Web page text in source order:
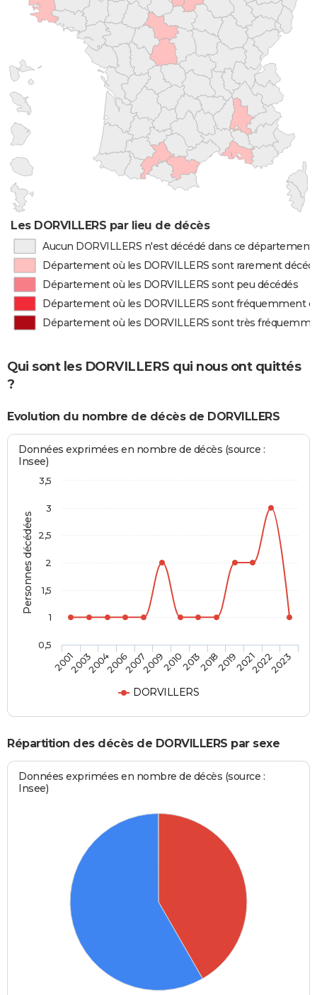
Les DORVILLERS par lieu de décès
Aucun DORVILLERS n'est décédé dans ce département
Département où les DORVILLERS sont rarement
Département où les DORVILLERS sont peu décédés
Département où les DORVILLERS sont fréquemment
Département où les DORVILLERS sont très
Qui sont les DORVILLERS qui nous ont quittés
?
Evolution du nombre de décès de DORVILLERS
Personnes décédées
Données exprimées en nombre de décès (source :
Insee)
DORVILLERS
2001200320042006200720092010201320182019202120222023
0,5
1
1,5
2
2,5
3
3,5
Répartition des décès de DORVILLERS par sexe
Données exprimées en nombre de décès (source :
Insee)